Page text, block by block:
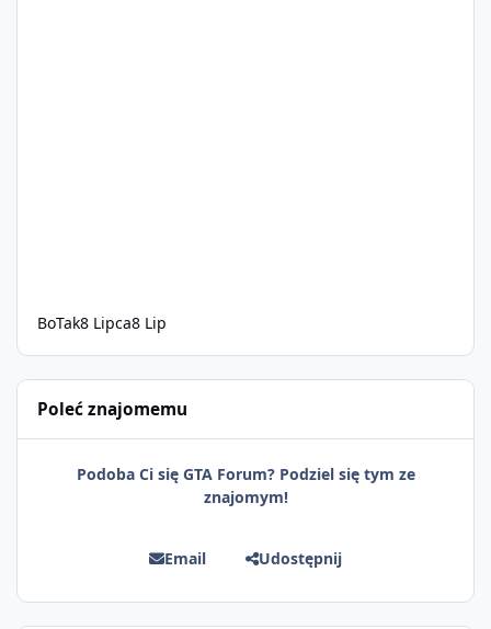
BoTak8 Lipca8 Lip
Poleć znajomemu
Podoba Ci się GTA Forum? Podziel się tym ze
znajomym!
Email Udostępnij